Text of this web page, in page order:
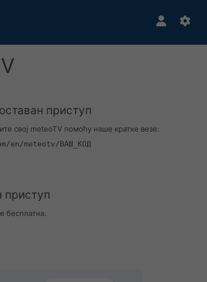
приступ
свој meteoTV помоћу наше кратке везе:
en/meteotv/ВАШ_КОД
приступ
бесплатна.